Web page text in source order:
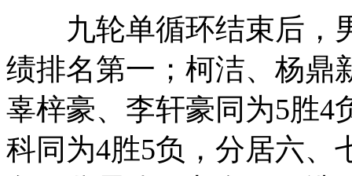
九轮单循环结束后，
绩排名第一；柯洁、杨鼎
辜梓豪、李轩豪同为5胜4
科同为4胜5负，分居六、